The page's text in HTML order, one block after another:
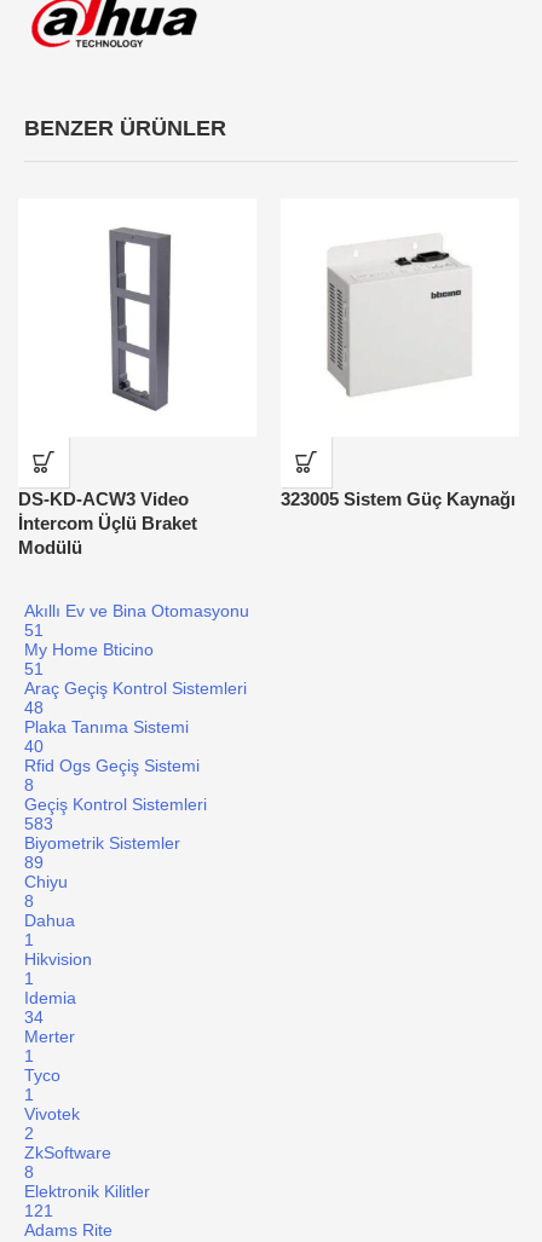
BENZER ÜRÜNLER
DS-KD-ACW3 Video
İntercom Üçlü Braket
Modülü
323005 Sistem Güç Kaynağı
Akıllı Ev ve Bina Otomasyonu
51
My Home Bticino
51
Araç Geçiş Kontrol Sistemleri
48
Plaka Tanıma Sistemi
40
Rfid Ogs Geçiş Sistemi
8
Geçiş Kontrol Sistemleri
583
Biyometrik Sistemler
89
Chiyu
8
Dahua
1
Hikvision
1
Idemia
34
Merter
1
Tyco
1
Vivotek
2
ZkSoftware
8
Elektronik Kilitler
121
Adams Rite